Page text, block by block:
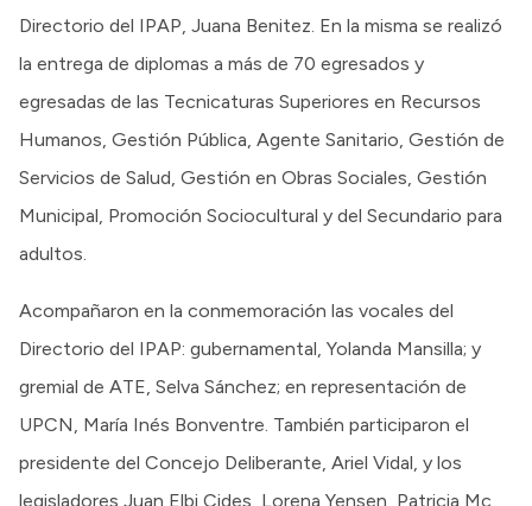
Directorio del IPAP, Juana Benitez. En la misma se realizó
la entrega de diplomas a más de 70 egresados y
egresadas de las Tecnicaturas Superiores en Recursos
Humanos, Gestión Pública, Agente Sanitario, Gestión de
Servicios de Salud, Gestión en Obras Sociales, Gestión
Municipal, Promoción Sociocultural y del Secundario para
adultos.
Acompañaron en la conmemoración las vocales del
Directorio del IPAP: gubernamental, Yolanda Mansilla; y
gremial de ATE, Selva Sánchez; en representación de
UPCN, María Inés Bonventre. También participaron el
presidente del Concejo Deliberante, Ariel Vidal, y los
legisladores Juan Elbi Cides, Lorena Yensen, Patricia Mc